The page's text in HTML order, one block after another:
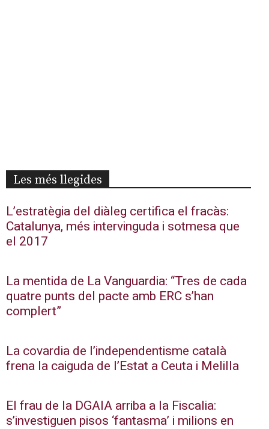
Les més llegides
L’estratègia del diàleg certifica el fracàs:
Catalunya, més intervinguda i sotmesa que
el 2017
La mentida de La Vanguardia: “Tres de cada
quatre punts del pacte amb ERC s’han
complert”
La covardia de l’independentisme català
frena la caiguda de l’Estat a Ceuta i Melilla
El frau de la DGAIA arriba a la Fiscalia:
s’investiguen pisos ‘fantasma’ i milions en